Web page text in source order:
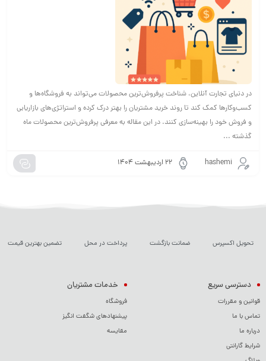
در دنیای تجارت آنلاین، شناخت پرفروش‌ترین محصولات می‌تواند به فروشگاه‌ها و
کسب‌وکارها کمک کند تا روند خرید مشتریان را بهتر درک کرده و استراتژی‌های بازاریابی
و فروش خود را بهینه‌سازی کنند. در این مقاله به معرفی پرفروش‌ترین محصولات ماه
گذشته ...
hashemi ۲۲ اردیبهشت ۱۴۰۴
تحویل اکسپرس ضمانت بازگشت پرداخت در محل تضمین بهترین قیمت
دسترسی سریع
قوانین و مقررات
تماس با ما
درباره ما
شرایط گارانتی
خدمات مشتریان
فروشگاه
پیشنهادهای شگفت انگیز
مقایسه